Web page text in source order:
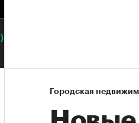
Городская
Купить